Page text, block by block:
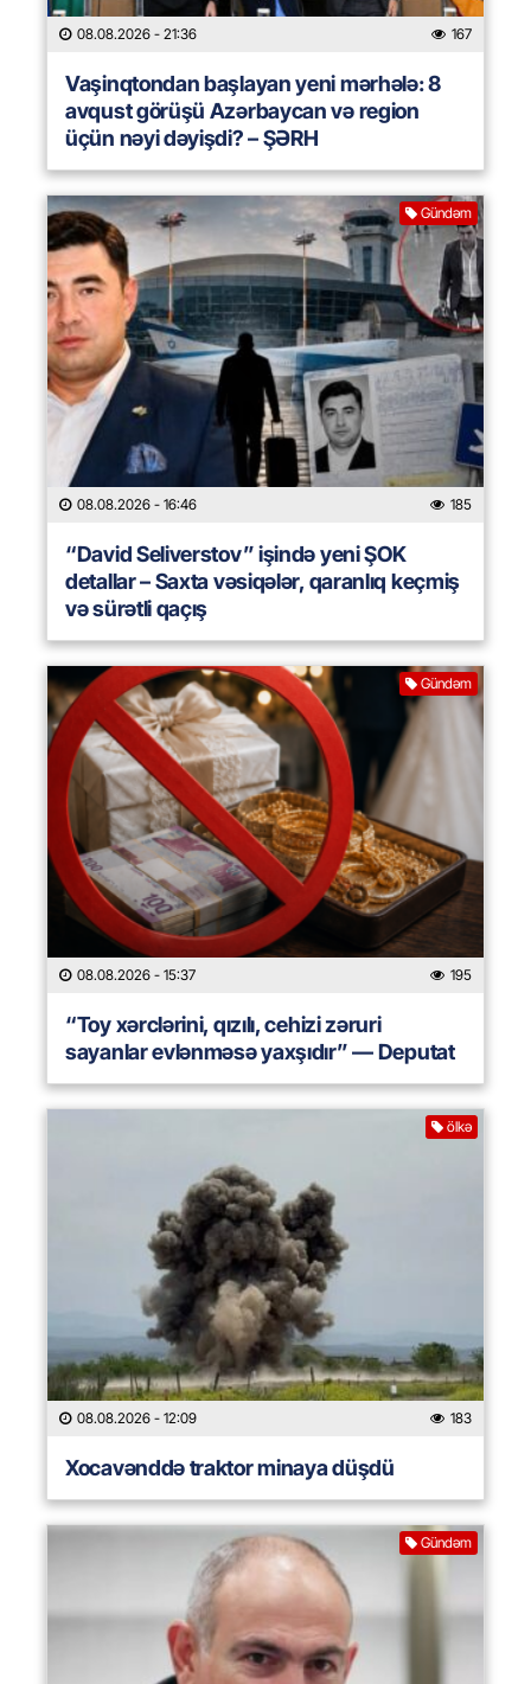
08.08.2026 - 21:36 167
Vaşinqtondan başlayan yeni mərhələ: 8
avqust görüşü Azərbaycan və region
üçün nəyi dəyişdi? – ŞƏRH
Gündəm
08.08.2026 - 16:46 185
“David Seliverstov” işində yeni ŞOK
detallar – Saxta vəsiqələr, qaranlıq keçmiş
və sürətli qaçış
Gündəm
08.08.2026 - 15:37 195
“Toy xərclərini, qızılı, cehizi zəruri
sayanlar evlənməsə yaxşıdır” — Deputat
ölkə
08.08.2026 - 12:09 183
Xocavənddə traktor minaya düşdü
Gündəm